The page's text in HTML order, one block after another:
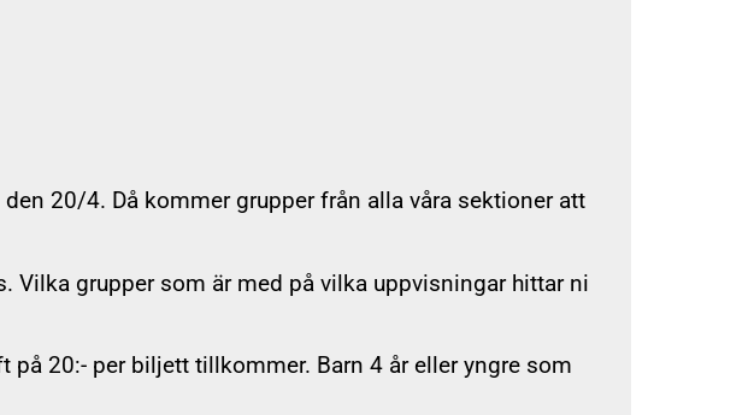
Info och skadeblankett för cheerlicenser
20/4. Då kommer grupper från alla våra sektioner att
Vilka grupper som är med på vilka uppvisningar hittar ni
20:- per biljett tillkommer. Barn 4 år eller yngre som